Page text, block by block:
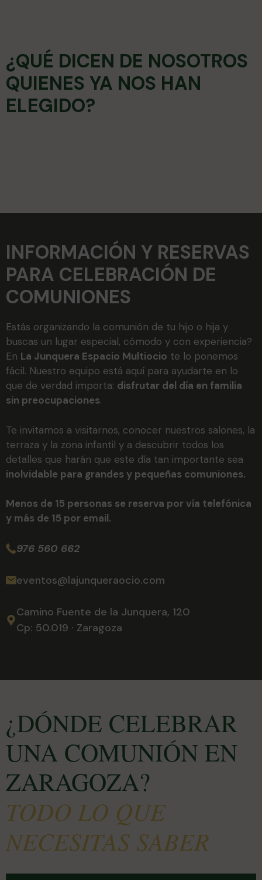
¿QUÉ DICEN DE NOSOTROS
QUIENES YA NOS HAN
ELEGIDO?
INFORMACIÓN Y RESERVAS
PARA CELEBRACIÓN DE
COMUNIONES
Estás organizando la comunión de tu hijo o hija y
buscas un lugar especial, cómodo y con experiencia?
En La Junquera Espacio Multiocio te lo ponemos
fácil. Nuestro equipo está aquí para ayudarte en lo
que de verdad importa: disfrutar del día en familia
sin preocupaciones.
Te invitamos a visitarnos, conocer nuestros salones, la
terraza y la zona infantil y a descubrir todos los
detalles que harán que este día tan importante sea
inolvidable para grandes y pequeñas comuniones.
Menos de 15 personas se reserva por vía telefónica
y más de 15 por email.
976 560 662
eventos@lajunqueraocio.com
Camino Fuente de la Junquera, 120
Cp: 50.019 · Zaragoza
¿DÓNDE CELEBRAR
UNA COMUNIÓN EN
ZARAGOZA?
TODO LO QUE
NECESITAS SABER